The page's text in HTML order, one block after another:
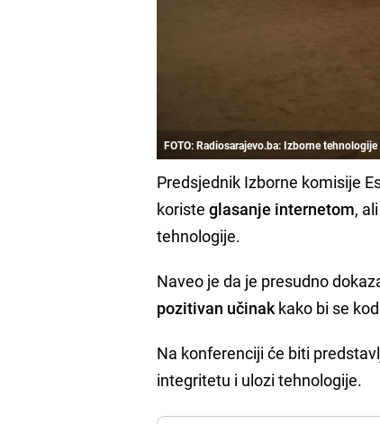
FOTO: Radiosarajevo.ba: Izborne tehnologije
Predsjednik Izborne komisije
koristeglasanje internetom,
tehnologije.
Naveo je da je presudno
pozitivan učinakkako bi se
Na konferenciji će biti
integritetu i ulozi tehnologije.